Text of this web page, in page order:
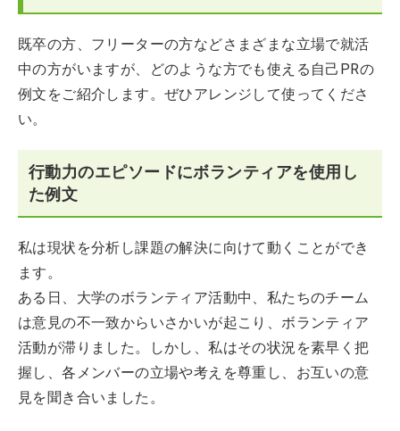
既卒の方、フリーターの方などさまざまな立場で就活
中の方がいますが、どのような方でも使える自己PRの
例文をご紹介します。ぜひアレンジして使ってくださ
い。
行動力のエピソードにボランティアを使用し
た例文
私は現状を分析し課題の解決に向けて動くことができ
ます。
ある日、大学のボランティア活動中、私たちのチーム
は意見の不一致からいさかいが起こり、ボランティア
活動が滞りました。しかし、私はその状況を素早く把
握し、各メンバーの立場や考えを尊重し、お互いの意
見を聞き合いました。